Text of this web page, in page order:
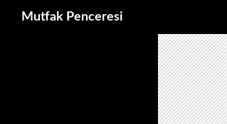
Mutfak Penceresi